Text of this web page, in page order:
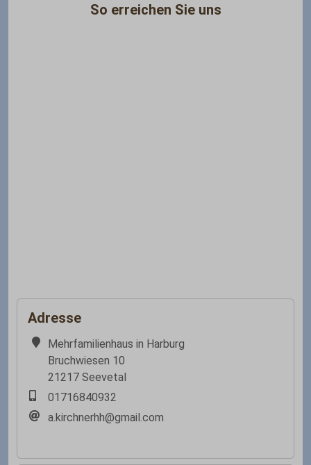
So erreichen Sie uns
Adresse
Mehrfamilienhaus in Harburg
Bruchwiesen 10
21217 Seevetal
01716840932
a.kirchnerhh@gmail.com